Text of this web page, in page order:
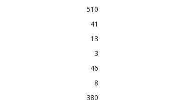
510
41
13
3
46
8
380